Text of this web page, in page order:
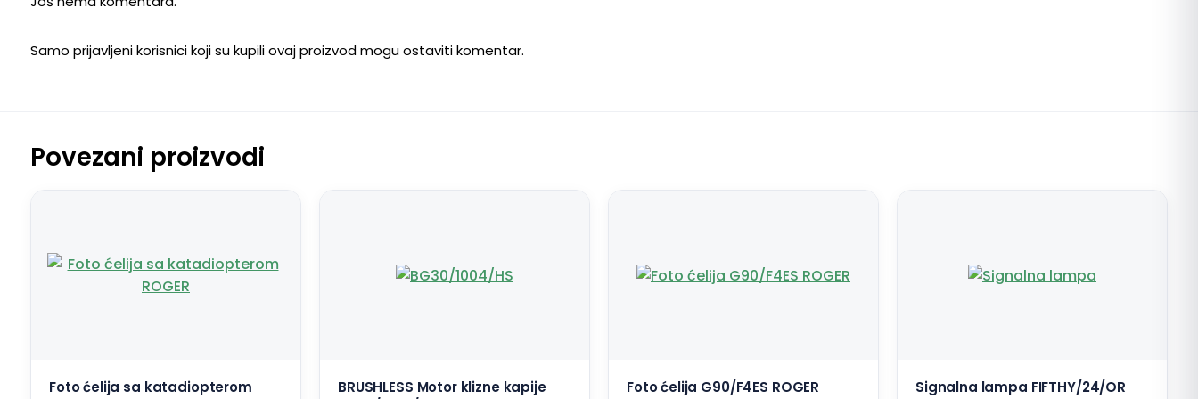
Samo prijavljeni korisnici koji su kupili ovaj proizvod mogu ostaviti komentar.
Povezani proizvodi
Foto ćelija sa katadiopterom
BRUSHLESS Motor klizne kapije
Foto ćelija G90/F4ES ROGER
Signalna lampa FIFTHY/24/OR